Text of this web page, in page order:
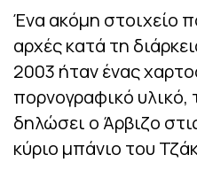
Ένα ακόμη στοιχείο
αρχές κατά τη
2003 ήταν ένας
πορνογραφικό
δηλώσει ο Άρβιζο
κύριο μπάνιο του